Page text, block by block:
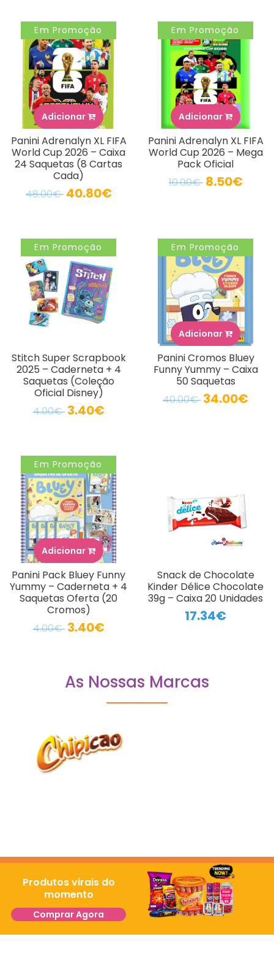
Em Promoção
Adicionar
Panini Adrenalyn XL FIFA
World Cup 2026 – Caixa
24 Saquetas (8 Cartas
Cada)
48.00€ 40.80€
Em Promoção
Adicionar
Panini Adrenalyn XL FIFA
World Cup 2026 – Mega
Pack Oficial
10.00€ 8.50€
Em Promoção
Stitch Super Scrapbook
2025 – Caderneta + 4
Saquetas (Coleção
Oficial Disney)
4.00€ 3.40€
Em Promoção
Adicionar
Panini Cromos Bluey
Funny Yummy – Caixa
50 Saquetas
40.00€ 34.00€
Em Promoção
Adicionar
Panini Pack Bluey Funny
Yummy – Caderneta + 4
Saquetas Oferta (20
Cromos)
4.00€ 3.40€
Snack de Chocolate
Kinder Délice Chocolate
39g – Caixa 20 Unidades
17.34€
As Nossas Marcas
Produtos virais do
momento
Comprar Agora